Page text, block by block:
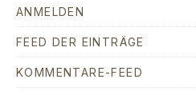
ANMELDEN
FEED DER EINTRÄGE
KOMMENTARE-FEED